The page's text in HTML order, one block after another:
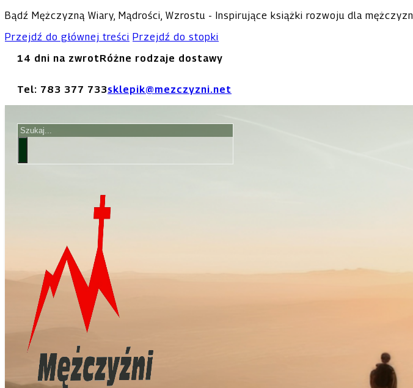
Bądź Mężczyzną Wiary, Mądrości, Wzrostu - Inspirujące książki rozwoju dla mężczyzn
Przejdź do głównej treści Przejdź do stopki
14 dni na zwrotRóżne rodzaje dostawy
Tel: 783 377 733sklepik@mezczyzni.net
Szukaj